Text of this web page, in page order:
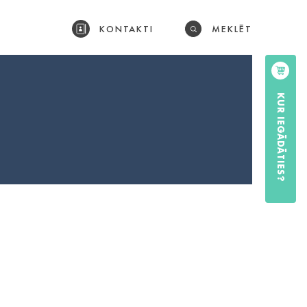
KUR IEGĀDĀTIES?
KONTAKTI MEKLĒT